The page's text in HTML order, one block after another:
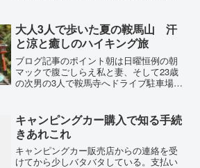
っこり・ナビが珍しいルートを案内し、
自然を感じる旅に🚗奈良県天...
大人3人で歩いた夏の鞍馬山 汗
と涼と癒しのハイキング旅
ブログ記事のポイント朝は日曜恒例の朝
マックで腹ごしらえ私と妻、そして23歳
の次男の3人で鞍馬寺へドライブ駐車場は
イルドな山道気温28度、日陰は多いけど
全身汗だく貴船...
キャンピングカー購入で知る手続
きあれこれ
キャンピングカー販売店からの連絡を受
けてから少しバタバタしている。支払い